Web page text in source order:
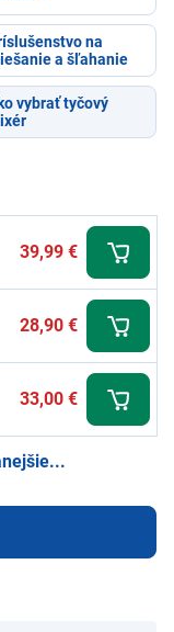
na
a šľahanie
vybrať tyčový
39,99 €
28,90 €
33,00 €